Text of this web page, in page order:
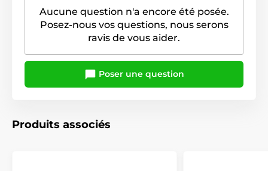
Aucune question n'a encore été posée.
Posez-nous vos questions, nous serons
ravis de vous aider.
Poser une question
Produits associés